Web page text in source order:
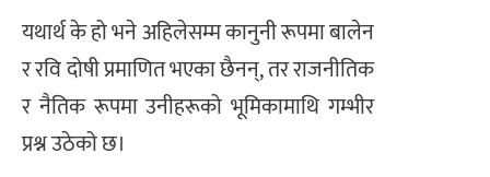
यथार्थ के हो भने अहिलेसम्म कानुनी रूपमा बालेन
र रवि दोषी प्रमाणित भएका छैनन्, तर राजनीतिक
र नैतिक रूपमा उनीहरूको भूमिकामाथि गम्भीर
प्रश्न उठेको छ।